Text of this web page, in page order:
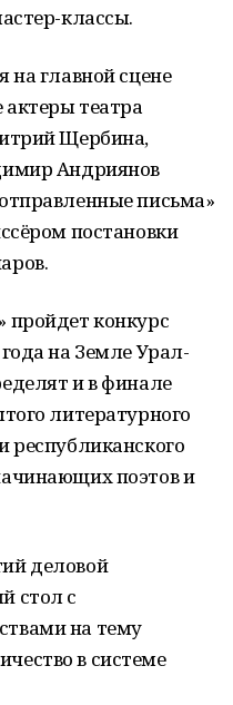
классы.
на главной сцене
театра
Щербина,
Андриянов
письма»
постановки
пройдет конкурс
на Земле Урал-
и в финале
литературного
республиканского
поэтов и
деловой
стол с
на тему
в системе